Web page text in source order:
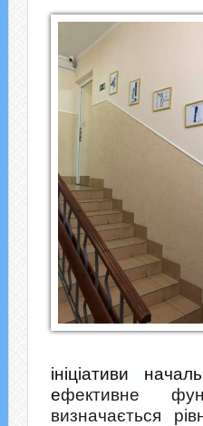
ініціативи
ефективне
визначається